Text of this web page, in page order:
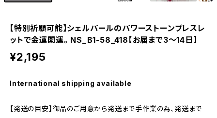
【特別祈願可能】シェルパールのパワーストーンブレスレ
ットで金運開運。 NS_B1-58_418【お届まで3〜14日】
¥2,195
International shipping available
【発送の目安】御品のご用意から発送まで手作業の為、発送まで